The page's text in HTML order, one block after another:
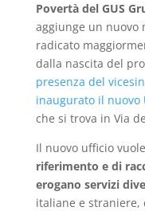
Povertà del GUS
aggiunge un nuovo
radicato
dalla nascita del
presenza del
inaugurato il nuovo
che si trova in Via
Il nuovo ufficio
riferimento e di
erogano servizi
italiane e straniere,